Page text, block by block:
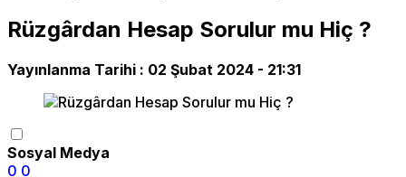
Rüzgârdan Hesap Sorulur mu Hiç ?
Yayınlanma Tarihi : 02 Şubat 2024 - 21:31
Sosyal Medya
0 0